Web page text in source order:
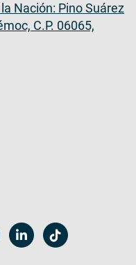
Nación: Pino Suárez
C.P. 06065,